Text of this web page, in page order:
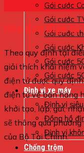
Gói cước
Gói cước
Gói cước
Gói cước
Gói cước
Gói cước
Định vị xe máy
Định vị
Đồng hồ
Định vị
Chống trộm
Hóa đơn điện tử
Theo quy định tại
giải thích khái niệm
điện tử được quy
điện tử về bán hàng
khởi tạo, lập, gửi,
sẽ thông qua
của Bộ Tài Chính.”